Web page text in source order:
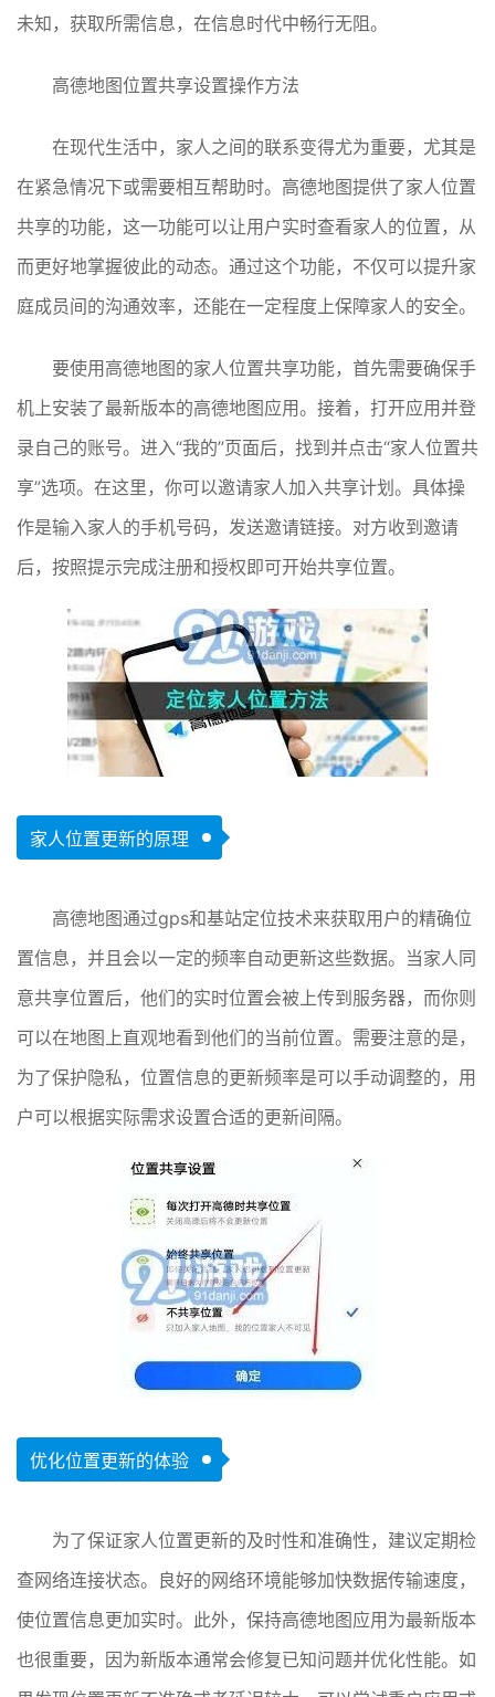
未知，获取所需信息，在信息时代中畅行无阻。
高德地图位置共享设置操作方法
在现代生活中，家人之间的联系变得尤为重要，尤其是
在紧急情况下或需要相互帮助时。高德地图提供了家人位置
共享的功能，这一功能可以让用户实时查看家人的位置，从
而更好地掌握彼此的动态。通过这个功能，不仅可以提升家
庭成员间的沟通效率，还能在一定程度上保障家人的安全。
要使用高德地图的家人位置共享功能，首先需要确保手
机上安装了最新版本的高德地图应用。接着，打开应用并登
录自己的账号。进入“我的”页面后，找到并点击“家人位置共
享”选项。在这里，你可以邀请家人加入共享计划。具体操
作是输入家人的手机号码，发送邀请链接。对方收到邀请
后，按照提示完成注册和授权即可开始共享位置。
家人位置更新的原理
高德地图通过gps和基站定位技术来获取用户的精确位
置信息，并且会以一定的频率自动更新这些数据。当家人同
意共享位置后，他们的实时位置会被上传到服务器，而你则
可以在地图上直观地看到他们的当前位置。需要注意的是，
为了保护隐私，位置信息的更新频率是可以手动调整的，用
户可以根据实际需求设置合适的更新间隔。
优化位置更新的体验
为了保证家人位置更新的及时性和准确性，建议定期检
查网络连接状态。良好的网络环境能够加快数据传输速度，
使位置信息更加实时。此外，保持高德地图应用为最新版本
也很重要，因为新版本通常会修复已知问题并优化性能。如